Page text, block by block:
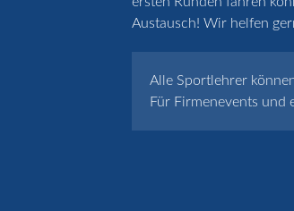
Austausch! Wir helfen
Alle Sportlehrer
Für Firmenevents und